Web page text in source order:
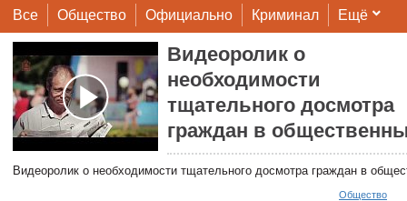
Все Общество Официально Криминал Ещё
Видеоролик о
необходимости
тщательного досмотра
граждан в
Видеоролик о необходимости тщательного досмотра граждан в
Общество